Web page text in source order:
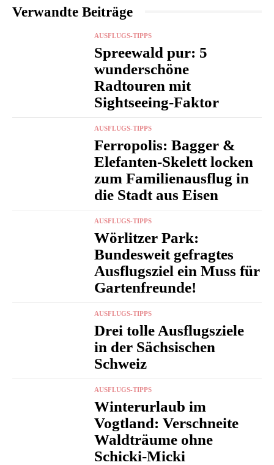
Verwandte Beiträge
AUSFLUGS-TIPPS
Spreewald pur: 5
wunderschöne
Radtouren mit
Sightseeing-Faktor
AUSFLUGS-TIPPS
Ferropolis: Bagger &
Elefanten-Skelett locken
zum Familienausflug in
die Stadt aus Eisen
AUSFLUGS-TIPPS
Wörlitzer Park:
Bundesweit gefragtes
Ausflugsziel ein Muss für
Gartenfreunde!
AUSFLUGS-TIPPS
Drei tolle Ausflugsziele
in der Sächsischen
Schweiz
AUSFLUGS-TIPPS
Winterurlaub im
Vogtland: Verschneite
Waldträume ohne
Schicki-Micki